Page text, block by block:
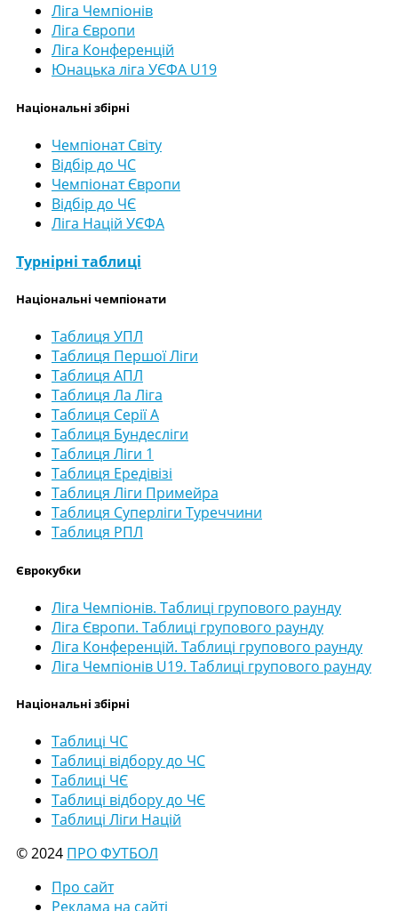
Ліга Чемпіонів
Ліга Європи
Ліга Конференцій
Юнацька ліга УЄФА U19
Національні збірні
Чемпіонат Світу
Відбір до ЧС
Чемпіонат Європи
Відбір до ЧЄ
Ліга Націй УЄФА
Турнірні таблиці
Національні чемпіонати
Таблиця УПЛ
Таблиця Першої Ліги
Таблиця АПЛ
Таблиця Ла Ліга
Таблиця Серії А
Таблиця Бундесліги
Таблиця Ліги 1
Таблиця Ередівізі
Таблиця Ліги Примейра
Таблиця Суперліги Туреччини
Таблиця РПЛ
Єврокубки
Ліга Чемпіонів. Таблиці групового раунду
Ліга Європи. Таблиці групового раунду
Ліга Конференцій. Таблиці групового раунду
Ліга Чемпіонів U19. Таблиці групового раунду
Національні збірні
Таблиці ЧС
Таблиці відбору до ЧС
Таблиці ЧЄ
Таблиці відбору до ЧЄ
Таблиці Ліги Націй
© 2024 ПРО ФУТБОЛ
Про сайт
Реклама на сайті